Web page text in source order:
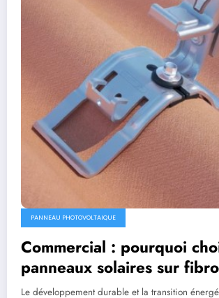
PANNEAU PHOTOVOLTAIQUE
Commercial : pourquoi
panneaux solaires sur
Le développement durable et la transition